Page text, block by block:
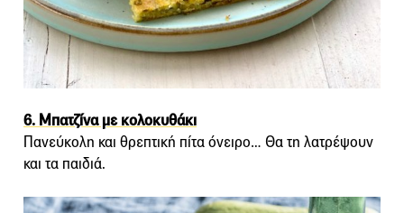
6. Μπατζίνα με κολοκυθάκι
Πανεύκολη και θρεπτική πίτα όνειρο… Θα τη λατρέψουν
και τα παιδιά.